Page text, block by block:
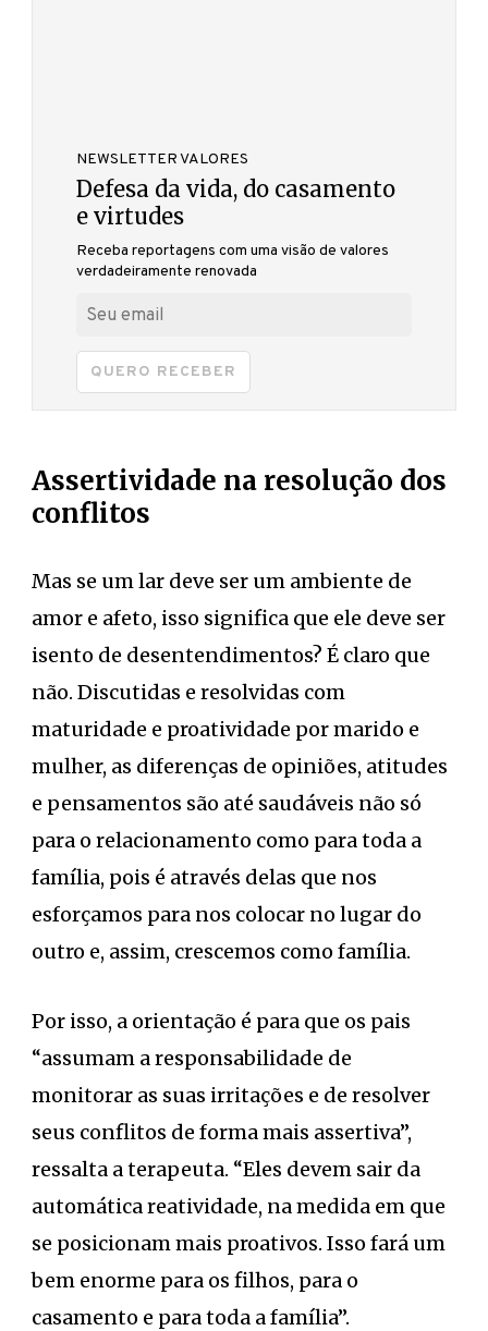
NEWSLETTER VALORES
Defesa da vida, do casamento
e virtudes
Receba reportagens com uma visão de valores
verdadeiramente renovada
QUERO RECEBER
Assertividade na resolução dos
conflitos
Mas se um lar deve ser um ambiente de
amor e afeto, isso significa que ele deve ser
isento de desentendimentos? É claro que
não. Discutidas e resolvidas com
maturidade e proatividade por marido e
mulher, as diferenças de opiniões, atitudes
e pensamentos são até saudáveis não só
para o relacionamento como para toda a
família, pois é através delas que nos
esforçamos para nos colocar no lugar do
outro e, assim, crescemos como família.
Por isso, a orientação é para que os pais
“assumam a responsabilidade de
monitorar as suas irritações e de resolver
seus conflitos de forma mais assertiva”,
ressalta a terapeuta. “Eles devem sair da
automática reatividade, na medida em que
se posicionam mais proativos. Isso fará um
bem enorme para os filhos, para o
casamento e para toda a família”.